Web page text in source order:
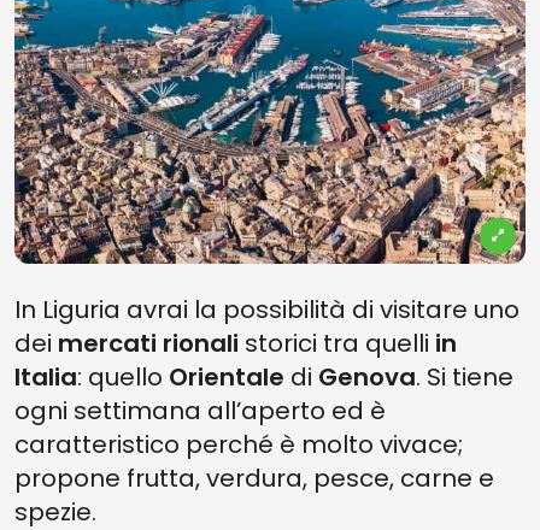
In Liguria avrai la possibilità di visitare uno
dei mercati rionali storici tra quelli in
Italia: quello Orientale di Genova. Si tiene
ogni settimana all’aperto ed è
caratteristico perché è molto vivace;
propone frutta, verdura, pesce, carne e
spezie.